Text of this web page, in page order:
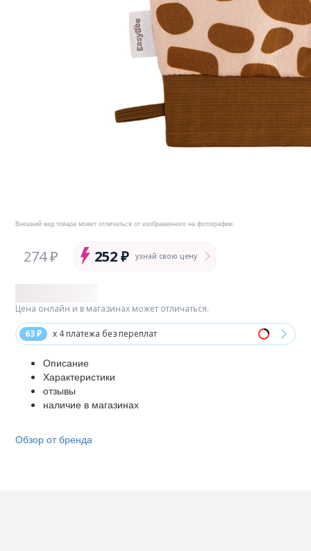
Внешний вид товара может отличаться от изображенного на фотографии.
274 ₽ 252 ₽ узнай свою цену
63 ₽ x 4 платежа без переплат
Цена онлайн и в магазинах может отличаться.
Описание
Характеристики
отзывы
наличие в магазинах
Обзор от бренда